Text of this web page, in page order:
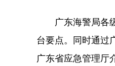
广东海警局各级
台要点。同时通过
广东省应急管理厅